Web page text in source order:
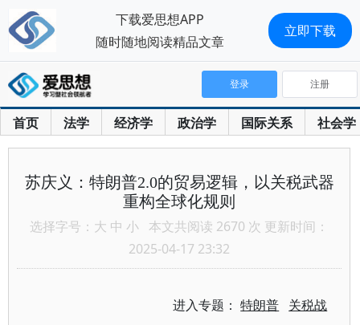
首页 法学 经济学 政治学 国际关系 社会学
登录 注册
苏庆义：特朗普2.0的贸易逻辑，以关税武器
重构全球化规则
选择字号： 大 中 小 本文共阅读 2670 次 更新时间：
2025-04-17 23:32
进入专题：特朗普 关税战
下载爱思想APP
随时随地阅读精品文章
立即下载